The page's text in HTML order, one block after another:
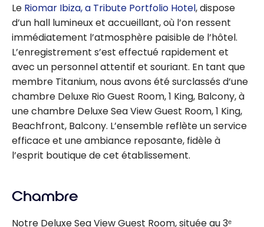
Le Riomar Ibiza, a Tribute Portfolio Hotel, dispose
d’un hall lumineux et accueillant, où l’on ressent
immédiatement l’atmosphère paisible de l’hôtel.
L’enregistrement s’est effectué rapidement et
avec un personnel attentif et souriant. En tant que
membre Titanium, nous avons été surclassés d’une
chambre Deluxe Rio Guest Room, 1 King, Balcony, à
une chambre Deluxe Sea View Guest Room, 1 King,
Beachfront, Balcony. L’ensemble reflète un service
efficace et une ambiance reposante, fidèle à
l’esprit boutique de cet établissement.
Chambre
Notre Deluxe Sea View Guest Room, située au 3ᵉ